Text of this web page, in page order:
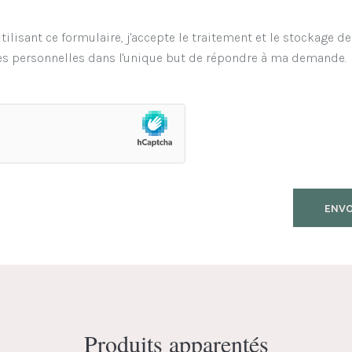
ce formulaire, j'accepte le traitement et le stockage
personnelles dans l'unique but de répondre à ma demande.
Produits apparentés